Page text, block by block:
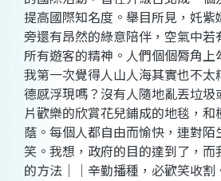
提高國際知名度。舉目所見，奼紫
旁還有昂然的綠意陪伴，空氣中若
所有遊客的精神。人們個個脣角
我第一次覺得人山人海其實也不
德感浮現嗎？沒有人隨地亂丟垃
片歡樂的欣賞花兒鋪成的地毯，和
蔭。每個人都自由而愉快，連對
笑。我想，政府的目的達到了，
的方法｜｜辛勤播種，必歡笑收割